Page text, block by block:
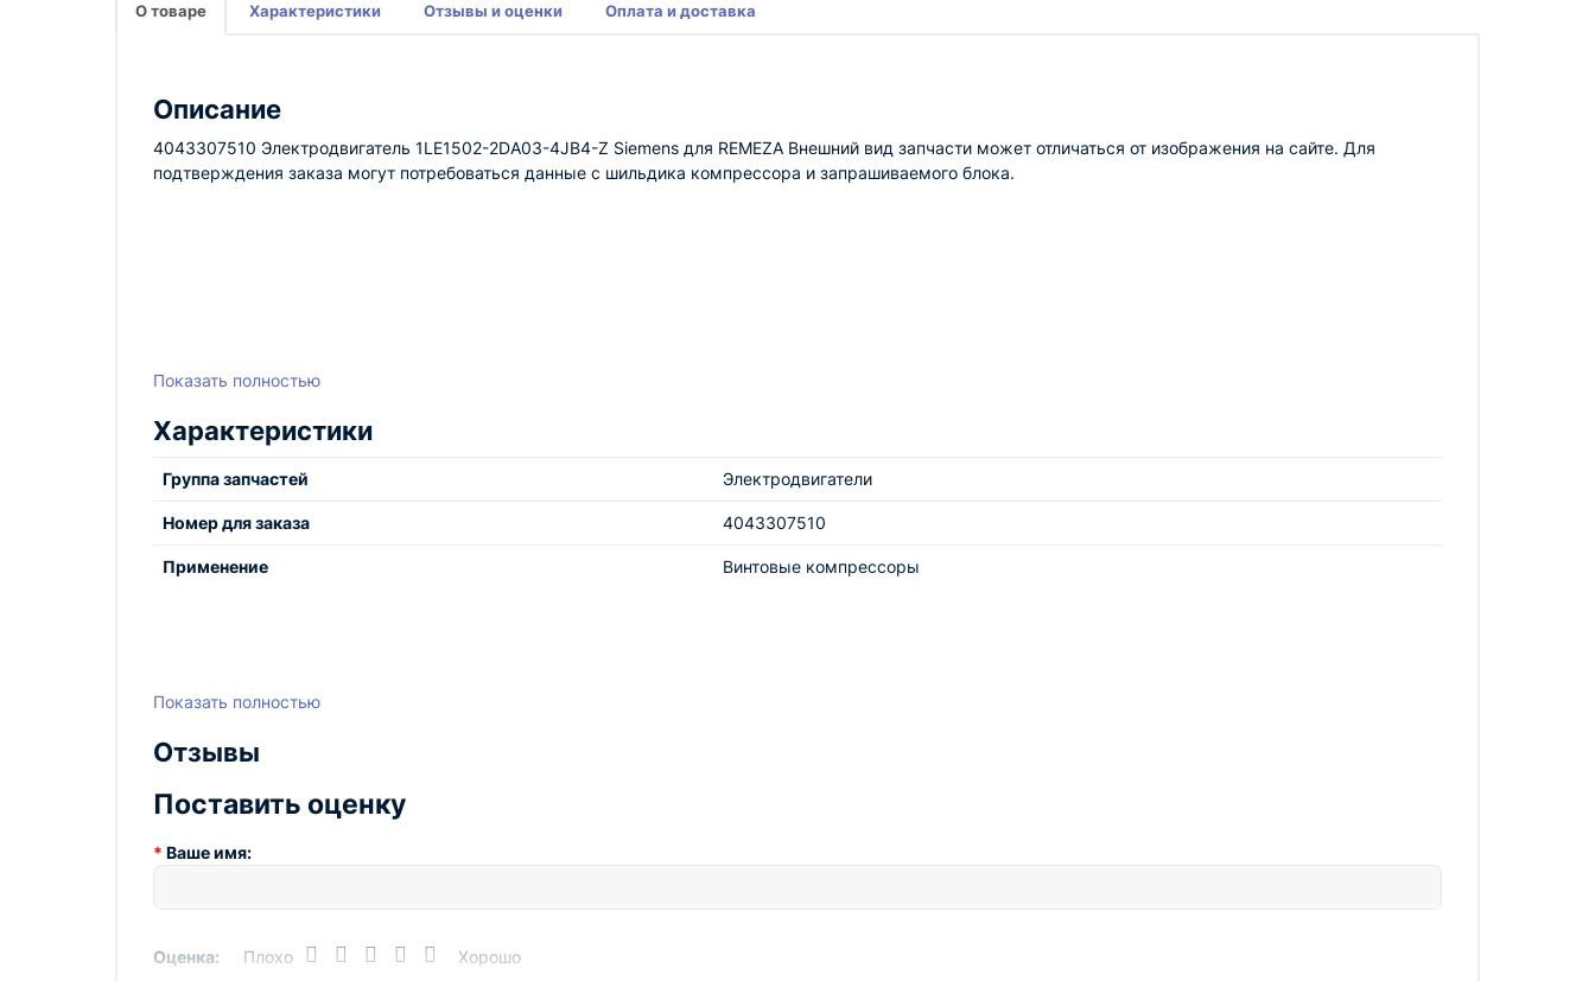
О товаре Характеристики Отзывы и оценки Оплата и доставка
Описание
4043307510 Электродвигатель 1LE1502-2DA03-4JB4-Z Siemens для REMEZA Внешний вид запчасти может отличаться от изображения на сайте. Для
подтверждения заказа могут потребоваться данные с шильдика компрессора и запрашиваемого блока.
Показать полностью
Характеристики
Группа запчастей Электродвигатели
Номер для заказа 4043307510
Применение Винтовые компрессоры
Показать полностью
Отзывы
Поставить оценку
Ваше имя:
Оценка: Плохо Хорошо